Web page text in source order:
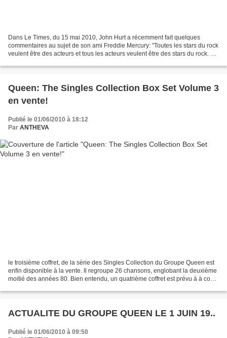
Dans Le Times, du 15 mai 2010, John Hurt a récemment fait quelques
commentaires au sujet de son ami Freddie Mercury: "Toutes les stars du rock
veulent être des acteurs et tous les acteurs veulent être des stars du rock. Et
Queen: The Singles Collection Box Set Volume 3
en vente!
Publié le 01/06/2010 à 18:12
Par ANTHEVA
le troisième coffret, de la sèrie des Singles Collection du Groupe Queen est
enfin disponible à la vente. Il regroupe 26 chansons, englobant la deuxième
moitié des années 80. Bien entendu, un quatrième coffret est prévu à à court
ACTUALITE DU GROUPE QUEEN LE 1 JUIN 19..
Publié le 01/06/2010 à 09:50